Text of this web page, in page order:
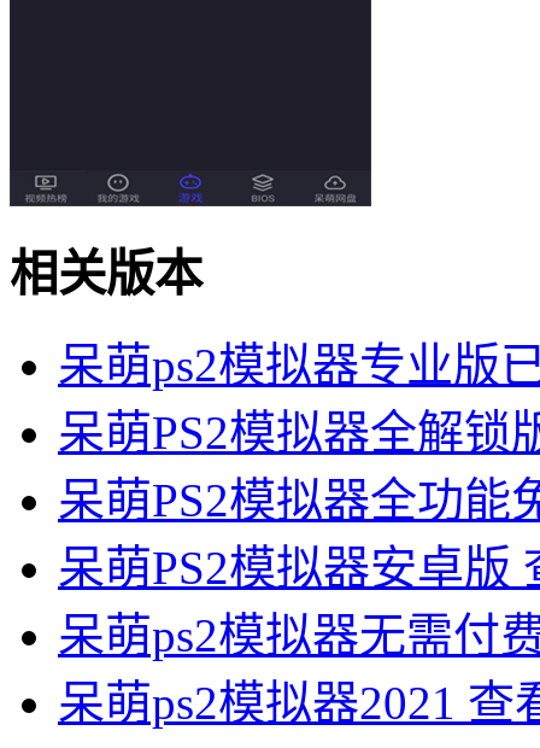
相关版本
呆萌ps2模拟器专业版
呆萌PS2模拟器全解锁
呆萌PS2模拟器全功能
呆萌PS2模拟器安卓版
呆萌ps2模拟器无需付
呆萌ps2模拟器2021 查